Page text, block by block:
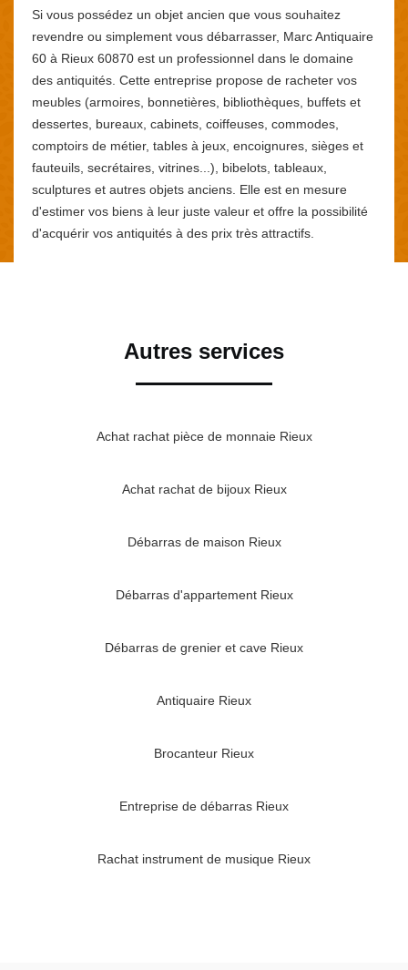
Si vous possédez un objet ancien que vous souhaitez
revendre ou simplement vous débarrasser, Marc Antiquaire
60 à Rieux 60870 est un professionnel dans le domaine
des antiquités. Cette entreprise propose de racheter vos
meubles (armoires, bonnetières, bibliothèques, buffets et
dessertes, bureaux, cabinets, coiffeuses, commodes,
comptoirs de métier, tables à jeux, encoignures, sièges et
fauteuils, secrétaires, vitrines...), bibelots, tableaux,
sculptures et autres objets anciens. Elle est en mesure
d'estimer vos biens à leur juste valeur et offre la possibilité
d'acquérir vos antiquités à des prix très attractifs.
Autres services
Achat rachat pièce de monnaie Rieux
Achat rachat de bijoux Rieux
Débarras de maison Rieux
Débarras d'appartement Rieux
Débarras de grenier et cave Rieux
Antiquaire Rieux
Brocanteur Rieux
Entreprise de débarras Rieux
Rachat instrument de musique Rieux